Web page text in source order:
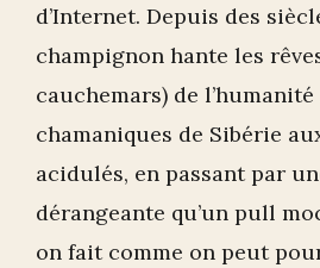
d’Internet. Depuis des
champignon hante les
cauchemars) de
chamaniques de Sibérie
acidulés, en passant par
dérangeante qu’un pull
on fait comme on peut